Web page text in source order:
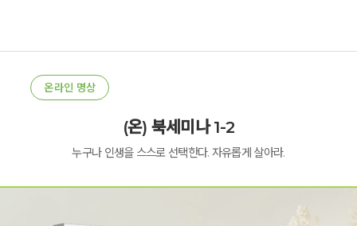
온라인 명상
(온) 북세미나 1-2
누구나 인생을 스스로 선택한다. 자유롭게 살아라.